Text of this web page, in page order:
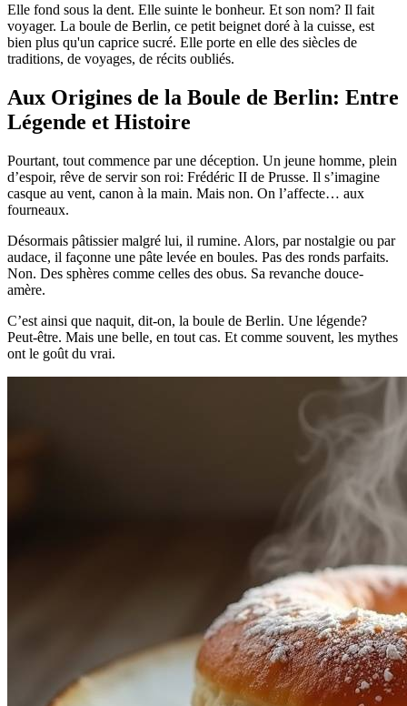
Elle fond sous la dent. Elle suinte le bonheur. Et son nom? Il fait
voyager. La boule de Berlin, ce petit beignet doré à la cuisse, est
bien plus qu'un caprice sucré. Elle porte en elle des siècles de
traditions, de voyages, de récits oubliés.
Aux Origines de la Boule de Berlin: Entre
Légende et Histoire
Pourtant, tout commence par une déception. Un jeune homme, plein
d’espoir, rêve de servir son roi: Frédéric II de Prusse. Il s’imagine
casque au vent, canon à la main. Mais non. On l’affecte… aux
fourneaux.
Désormais pâtissier malgré lui, il rumine. Alors, par nostalgie ou par
audace, il façonne une pâte levée en boules. Pas des ronds parfaits.
Non. Des sphères comme celles des obus. Sa revanche douce-
amère.
C’est ainsi que naquit, dit-on, la boule de Berlin. Une légende?
Peut-être. Mais une belle, en tout cas. Et comme souvent, les mythes
ont le goût du vrai.